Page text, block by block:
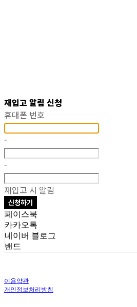
재입고 알림 신청
휴대폰 번호
-
-
재입고 시 알림
신청하기
페이스북
카카오톡
네이버 블로그
밴드
이용약관
개인정보처리방침